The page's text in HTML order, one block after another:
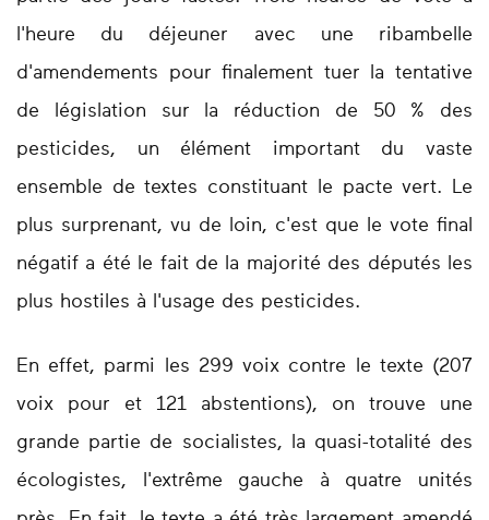
l'heure du déjeuner avec une ribambelle
d'amendements pour finalement tuer la tentative
de législation sur la réduction de 50 % des
pesticides, un élément important du vaste
ensemble de textes constituant le pacte vert. Le
plus surprenant, vu de loin, c'est que le vote final
négatif a été le fait de la majorité des députés les
plus hostiles à l'usage des pesticides.
En effet, parmi les 299 voix contre le texte (207
voix pour et 121 abstentions), on trouve une
grande partie de socialistes, la quasi-totalité des
écologistes, l'extrême gauche à quatre unités